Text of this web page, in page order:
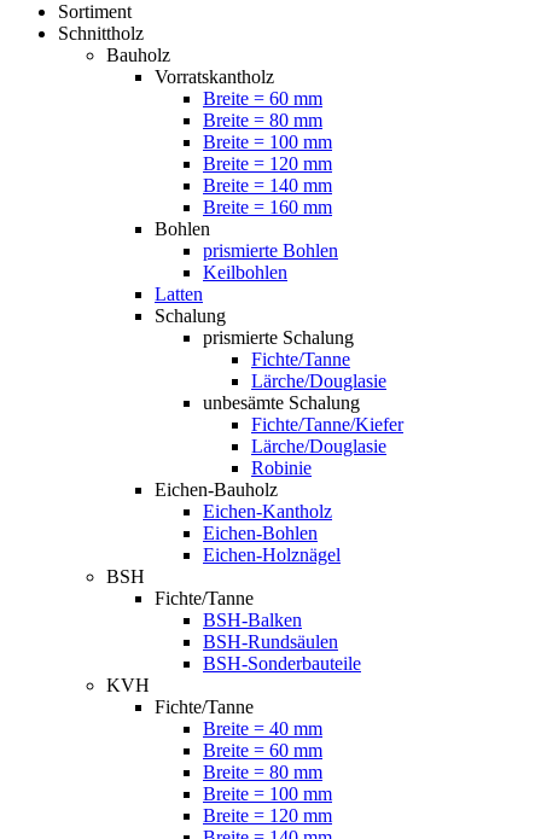
Sortiment
Schnittholz
Bauholz
Vorratskantholz
Breite = 60 mm
Breite = 80 mm
Breite = 100 mm
Breite = 120 mm
Breite = 140 mm
Breite = 160 mm
Bohlen
prismierte Bohlen
Keilbohlen
Latten
Schalung
prismierte Schalung
Fichte/Tanne
Lärche/Douglasie
unbesämte Schalung
Fichte/Tanne/Kiefer
Lärche/Douglasie
Robinie
Eichen-Bauholz
Eichen-Kantholz
Eichen-Bohlen
Eichen-Holznägel
BSH
Fichte/Tanne
BSH-Balken
BSH-Rundsäulen
BSH-Sonderbauteile
KVH
Fichte/Tanne
Breite = 40 mm
Breite = 60 mm
Breite = 80 mm
Breite = 100 mm
Breite = 120 mm